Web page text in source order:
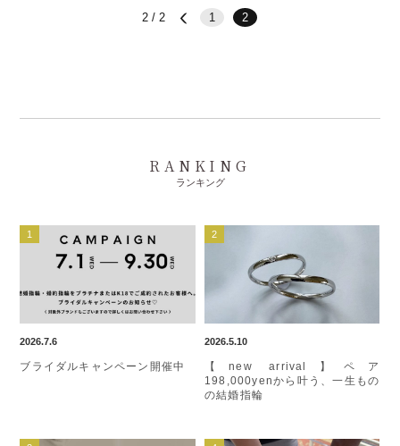
2 / 2 1 2
RANKING
ランキング
2026.7.6
ブライダルキャンペーン開催中
2026.5.10
【new arrival】ペア
198,000yenから叶う、一生もの
の結婚指輪